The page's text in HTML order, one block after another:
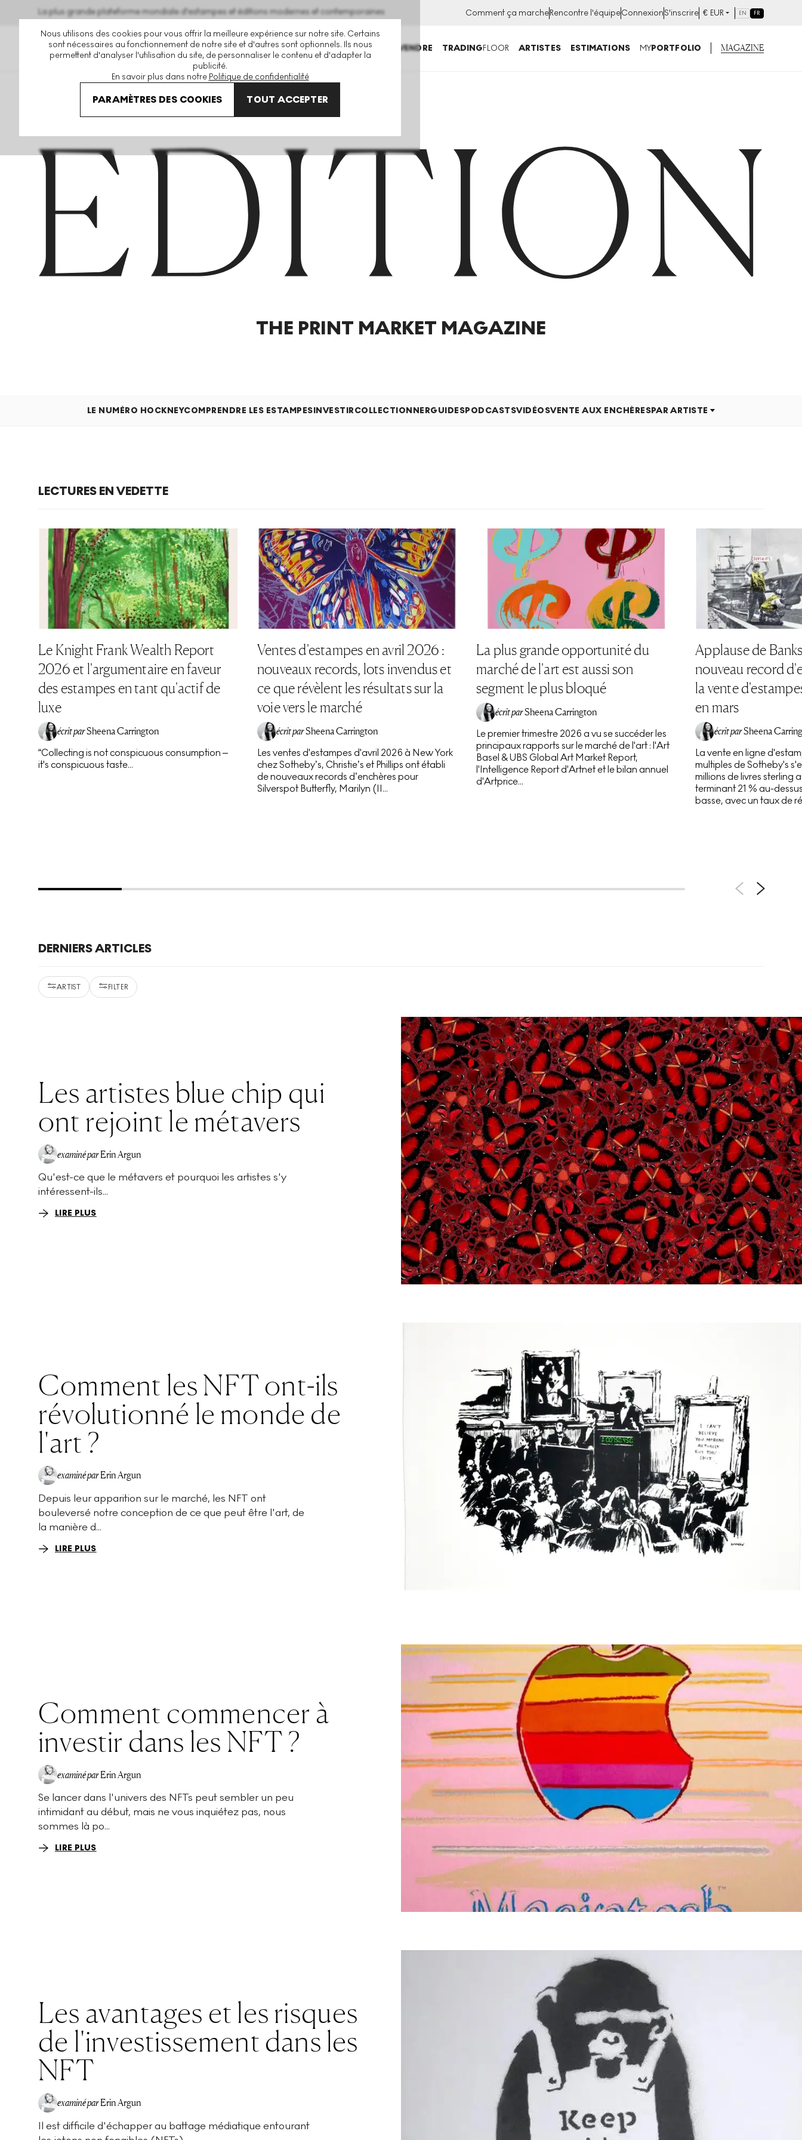
Nous utilisons des cookies pour vous offrir la meilleure expérience sur notre site. Certains
sont nécessaires au fonctionnement de notre site et d'autres sont optionnels. Ils nous
permettent d'analyser l'utilisation du site, de personnaliser le contenu et d'adapter la
publicité.
En savoir plus dans notre Politique de confidentialité
PARAMÈTRES DES COOKIES TOUT ACCEPTER
La plus grande plateforme mondiale d'estampes et éditions modernes et contemporaines Comment ça marcheRencontre l'équipeConnexionS'inscrire € EUR EN FR
ACHETER VENDRE TRADINGFLOOR ARTISTES ESTIMATIONS MYPORTFOLIO MAGAZINE
THE PRINT MARKET MAGAZINE
LE NUMÉRO HOCKNEYCOMPRENDRE LES ESTAMPESINVESTIRCOLLECTIONNERGUIDESPODCASTSVIDÉOSVENTE AUX ENCHÈRESPAR ARTISTE
LECTURES EN VEDETTE
Le Knight Frank Wealth Report
2026 et l'argumentaire en faveur
des estampes en tant qu'actif de
luxe
écrit parSheena Carrington
“Collecting is not conspicuous consumption –
it's conspicuous taste...
Ventes d'estampes en avril 2026 :
nouveaux records, lots invendus et
ce que révèlent les résultats sur la
voie vers le marché
écrit parSheena Carrington
Les ventes d'estampes d'avril 2026 à New York
chez Sotheby’s, Christie’s et Phillips ont établi
de nouveaux records d’enchères pour
Silverspot Butterfly, Marilyn (II...
La plus grande opportunité du
marché de l'art est aussi son
segment le plus bloqué
écrit parSheena Carrington
Le premier trimestre 2026 a vu se succéder les
principaux rapports sur le marché de l'art : l'Art
Basel & UBS Global Art Market Report,
l'Intelligence Report d'Artnet et le bilan annuel
d'Artprice...
Applause de
nouveau record
la vente
en mars
écrit parSheena
La vente en ligne
multiples de Sotheby's
millions de livres sterling
terminant 21 % au-
basse, avec un taux de
DERNIERS ARTICLES
ARTIST FILTER
Les artistes blue chip qui
ont rejoint le métavers
EA
examiné par Erin Argun
Qu'est-ce que le métavers et pourquoi les artistes s'y
intéressent-ils...
LIRE PLUS
Comment les NFT ont-ils
révolutionné le monde de
l'art ?
EA
examiné par Erin Argun
Depuis leur apparition sur le marché, les NFT ont
bouleversé notre conception de ce que peut être l'art, de
la manière d...
LIRE PLUS
Comment commencer à
investir dans les NFT ?
EA
examiné par Erin Argun
Se lancer dans l'univers des NFTs peut sembler un peu
intimidant au début, mais ne vous inquiétez pas, nous
sommes là po...
LIRE PLUS
Les avantages et les risques
de l'investissement dans les
NFT
EA
examiné par Erin Argun
Il est difficile d'échapper au battage médiatique entourant